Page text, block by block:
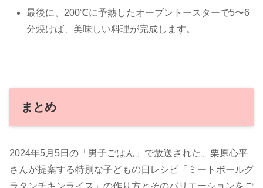
最後に、200℃に予熱したオーブントースターで5〜6
分焼けば、美味しい料理が完成します。
まとめ
2024年5月5日の「男子ごはん」で放送された、栗原心平
さんが提案する特別な子どもの日レシピ「ミートボールグ
ラタンチキンライス」の作り方とそのバリエーションをご